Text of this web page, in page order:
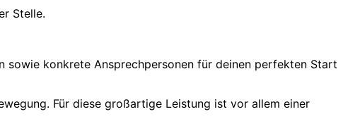
Stelle.
konkrete Ansprechpersonen für deinen perfekten Start
Für diese großartige Leistung ist vor allem einer